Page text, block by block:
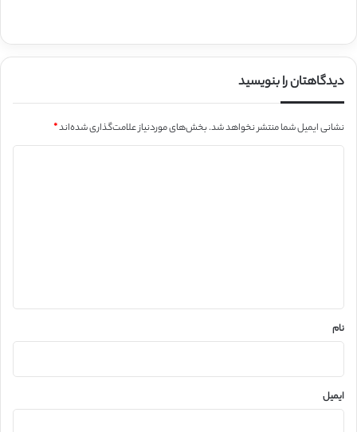
دیدگاهتان را بنویسید
نشانی ایمیل شما منتشر نخواهد شد.بخش‌های موردنیاز علامت‌گذاری شده‌اند*
نام
ایمیل